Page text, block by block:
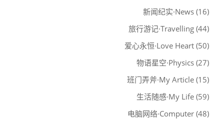
新闻纪实·News (16)
旅行游记·Travelling (44)
爱心永恒·Love Heart (50)
物语星空·Physics (27)
班门弄斧·My Article (15)
生活随感·My Life (59)
电脑网络·Computer (48)